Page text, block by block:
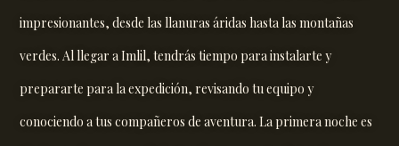
impresionantes, desde las llanuras áridas hasta las montañas
verdes. Al llegar a Imlil, tendrás tiempo para instalarte y
prepararte para la expedición, revisando tu equipo y
conociendo a tus compañeros de aventura. La primera noche es